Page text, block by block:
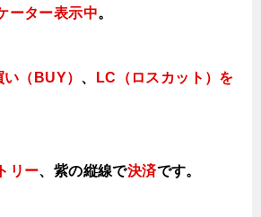
ーター表示中。
い（BUY） 、
LC（ロスカット）を
リー、紫の縦線で決済です。